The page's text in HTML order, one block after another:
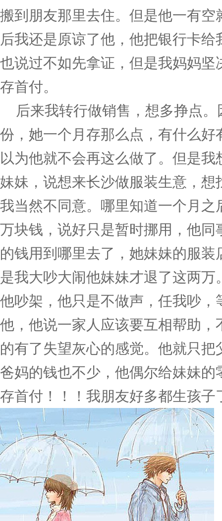
搬到朋友那里去住。但是他一有
后我还是原谅了他，他把银行卡
也说过不如先拿证，但是我妈妈
存首付。
后来我转行做销售，想多挣点。
份，她一个月存那么点，有什么
以为他就不会再这么做了。但是
妹妹，说想来长沙做服装生意，
我当然不同意。哪里知道一个月
万块钱，说好只是暂时挪用，他
的钱用到哪里去了，她妹妹的服
是我大吵大闹他妹妹才退了这两
他吵架，他只是不做声，任我吵
他，他说一家人应该要互相帮助
的有了失望灰心的感觉。他就只
爸妈的钱也不少，他偶尔给妹妹
存首付！！！我朋友好多都生孩子